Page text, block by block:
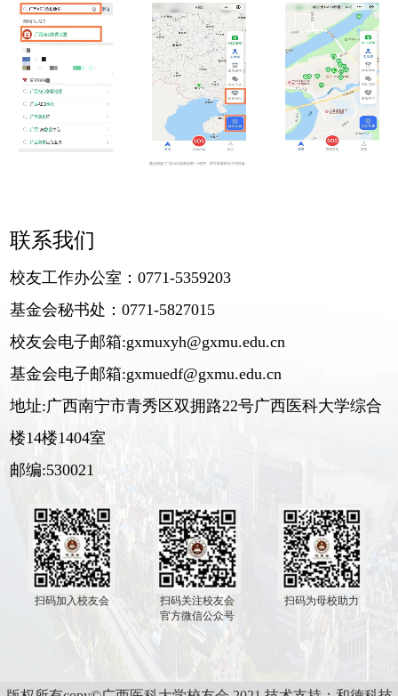
微信搜索“广西AED急救地图”小程序，即可查看附近可用设备。
联系我们
校友工作办公室：0771-5359203
基金会秘书处：0771-5827015
校友会电子邮箱:gxmuxyh@gxmu.edu.cn
基金会电子邮箱:gxmuedf@gxmu.edu.cn
地址:广西南宁市青秀区双拥路22号广西医科大学综合
楼14楼1404室
邮编:530021
扫码加入校友会
扫码关注校友会
官方微信公众号
扫码为母校助力